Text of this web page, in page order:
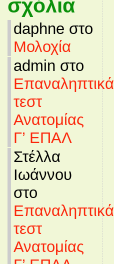
σχόλια
daphne στο
Μολοχία
admin στο
Επαναληπτικά
τεστ
Ανατομίας
Γ’ ΕΠΑΛ
Στέλλα
Ιωάννου
στο
Επαναληπτικά
τεστ
Ανατομίας